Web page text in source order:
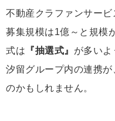
不動産クラファンサービ
募集規模は1億～と規模
式は 『抽選式』 が多いよ
汐留グループ内の連携
のかもしれません。